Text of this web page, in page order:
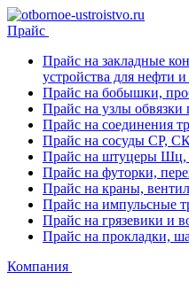
Прайс
Прайс на закладные
устройства для нефти
Прайс на бобышки,
Прайс на узлы обвязки
Прайс на соединения
Прайс на сосуды СР,
Прайс на штуцеры
Прайс на футорки,
Прайс на краны,
Прайс на импульсные
Прайс на грязевики и
Прайс на прокладки,
Компания